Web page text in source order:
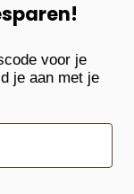
voor je
je aan met je